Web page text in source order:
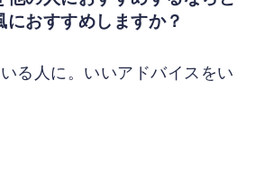
におすすめしますか？
る人に。いいアドバイスをい